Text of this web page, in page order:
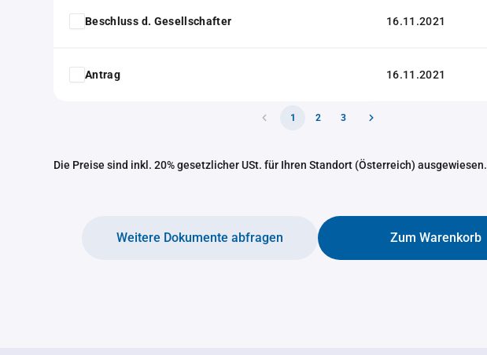
Beschluss d. Gesellschafter 16.11.2021
Antrag 16.11.2021
1 2 3
Die Preise sind inkl. 20% gesetzlicher USt. für Ihren Standort (Österreich) ausgewiesen.
Zum Warenkorb
Weitere Dokumente abfragen